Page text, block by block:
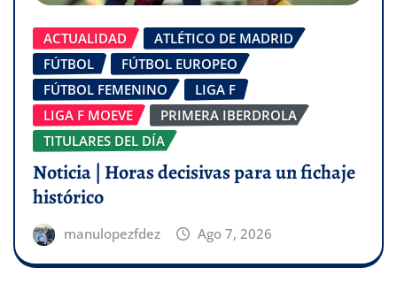
ACTUALIDAD
ATLÉTICO DE MADRID
FÚTBOL
FÚTBOL EUROPEO
FÚTBOL FEMENINO
LIGA F
LIGA F MOEVE
PRIMERA IBERDROLA
TITULARES DEL DÍA
Noticia | Horas decisivas para un fichaje
histórico
manulopezfdez Ago 7, 2026